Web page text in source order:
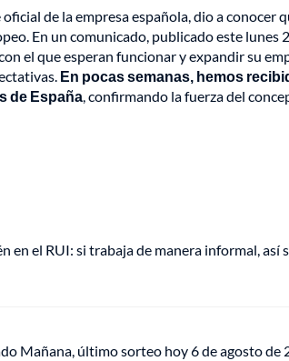
de la empresa española, dio a conocer
En un comunicado, publicado este lunes
el que esperan funcionar y expandir su
En pocas semanas, hemos
de España, confirmando la fuerza del
en el RUI: si trabaja de manera informal, así
Mañana, último sorteo hoy 6 de agosto de